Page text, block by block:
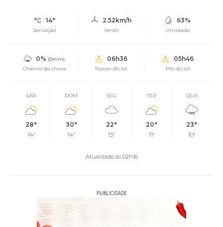
14°
Sensação
2.52km/h
Vento
63%
Umidade
0% (0mm)
Chance de chuva
06h36
Nascer do sol
05h46
Pôr do sol
SÁB
28°
14°
DOM
30°
14°
SEG
22°
13°
TER
20°
11°
QUA
23°
10°
Atualizado às 02h16
PUBLICIDADE